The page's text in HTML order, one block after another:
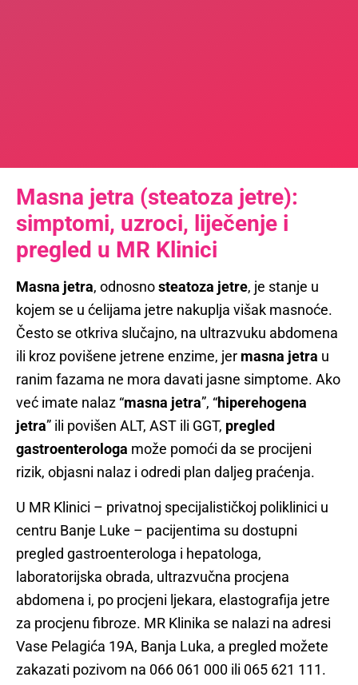
Masna jetra (steatoza jetre):
simptomi, uzroci, liječenje i
pregled u MR Klinici
Masna jetra, odnosnosteatoza jetre, je stanje u
kojem se u ćelijama jetre nakuplja višak masnoće.
Često se otkriva slučajno, na ultrazvuku abdomena
ili kroz povišene jetrene enzime, jer masna jetra u
ranim fazama ne mora davati jasne simptome. Ako
već imate nalaz “masna jetra”, “hiperehogena
jetra” ili povišen ALT, AST ili GGT, pregled
gastroenterologa može pomoći da se procijeni
rizik, objasni nalaz i odredi plan daljeg praćenja.
U MR Klinici – privatnoj specijalističkoj poliklinici u
centru Banje Luke – pacijentima su dostupni
pregled gastroenterologa i hepatologa,
laboratorijska obrada, ultrazvučna procjena
abdomena i, po procjeni ljekara, elastografija jetre
za procjenu fibroze. MR Klinika se nalazi na adresi
Vase Pelagića 19A, Banja Luka, a pregled možete
zakazati pozivom na 066 061 000 ili 065 621 111.